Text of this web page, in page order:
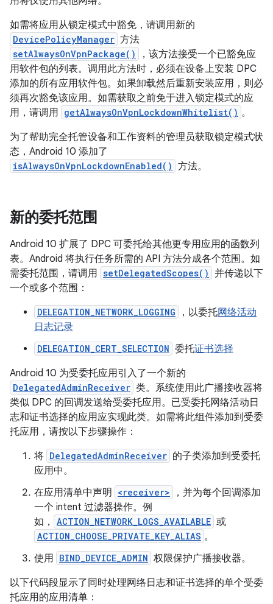
如需将应用从锁定模式中豁免，请调用新的
DevicePolicyManager 方法
setAlwaysOnVpnPackage()
，该方法接受一个已豁免应
用软件包的列表。调用此方法时，必须在设备上安装 DPC
添加的所有应用软件包。如果卸载然后重新安装应用，则必
须再次豁免该应用。如需获取之前免于进入锁定模式的应
用，请调用 getAlwaysOnVpnLockdownWhitelist() 。
为了帮助完全托管设备和工作资料的管理员获取锁定模式状
态，Android 10 添加了
isAlwaysOnVpnLockdownEnabled() 方法。
新的委托范围
Android 10 扩展了 DPC 可委托给其他更专用应用的函数列
表。Android 将执行任务所需的 API 方法分成各个范围。 如
需委托范围，请调用 setDelegatedScopes() 并传递以下
一个或多个范围：
DELEGATION_NETWORK_LOGGING ，以委托网络活动
日志记录
DELEGATION_CERT_SELECTION 委托证书选择
Android 10 为受委托应用引入了一个新的
DelegatedAdminReceiver 类。系统使用此广播接收器将
类似 DPC 的回调发送给受委托应用。已受委托网络活动日
志和证书选择的应用应实现此类。如需将此组件添加到受委
托应用，请按以下步骤操作：
将 DelegatedAdminReceiver 的子类添加到受委托
应用中。
在应用清单中声明
<receiver>
，并为每个回调添加
一个 intent 过滤器操作。例
如，
ACTION_NETWORK_LOGS_AVAILABLE 或
ACTION_CHOOSE_PRIVATE_KEY_ALIAS 。
使用 BIND_DEVICE_ADMIN 权限保护广播接收器。
以下代码段显示了同时处理网络日志和证书选择的单个受委
托应用的应用清单：